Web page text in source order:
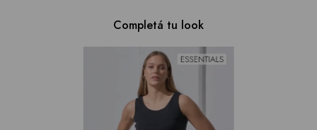
Completá tu look